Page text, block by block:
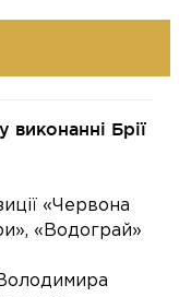
у виконанні Брії
«Червона
«Водограй»
Володимира